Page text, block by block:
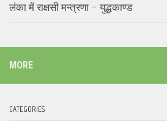
लंका में राक्षसी मन्त्रणा – युद्धकाण्ड
MORE
CATEGORIES